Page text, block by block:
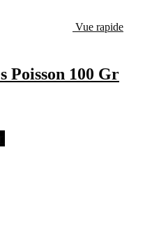
Vue rapide
Poisson 100 Gr